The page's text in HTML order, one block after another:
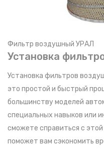
Фильтр воздушный УРАЛ
Установка
Установка фильтров
это простой и быстрый
большинству моделей
специальных навыков или
сможете справиться с
поможет вам сэкономить